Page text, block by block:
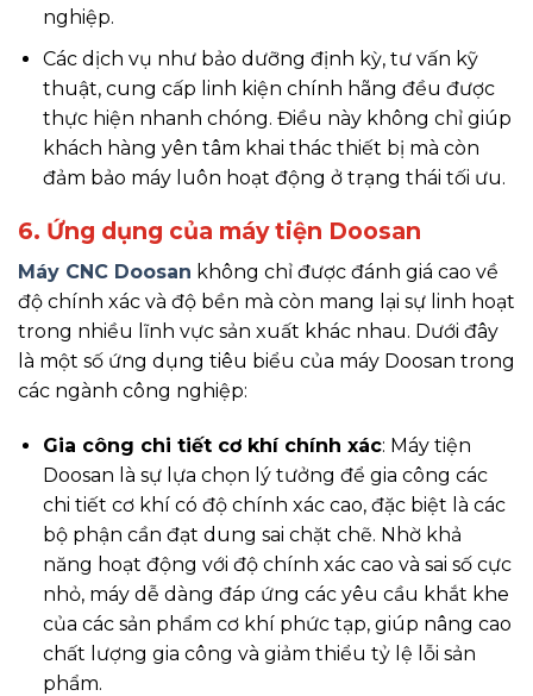
nghiệp.
Các dịch vụ như bảo dưỡng định kỳ, tư vấn kỹ
thuật, cung cấp linh kiện chính hãng đều được
thực hiện nhanh chóng. Điều này không chỉ giúp
khách hàng yên tâm khai thác thiết bị mà còn
đảm bảo máy luôn hoạt động ở trạng thái tối ưu.
6. Ứng dụng của máy tiện Doosan
Máy CNC Doosan không chỉ được đánh giá cao về
độ chính xác và độ bền mà còn mang lại sự linh hoạt
trong nhiều lĩnh vực sản xuất khác nhau. Dưới đây
là một số ứng dụng tiêu biểu của máy Doosan trong
các ngành công nghiệp:
Gia công chi tiết cơ khí chính xác: Máy tiện
Doosan là sự lựa chọn lý tưởng để gia công các
chi tiết cơ khí có độ chính xác cao, đặc biệt là các
bộ phận cần đạt dung sai chặt chẽ. Nhờ khả
năng hoạt động với độ chính xác cao và sai số cực
nhỏ, máy dễ dàng đáp ứng các yêu cầu khắt khe
của các sản phẩm cơ khí phức tạp, giúp nâng cao
chất lượng gia công và giảm thiểu tỷ lệ lỗi sản
phẩm.